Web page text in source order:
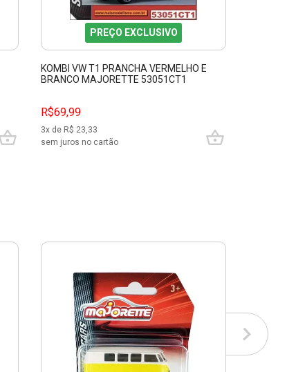
PREÇO EXCLUSIVO
KOMBI VW T1 PRANCHA VERMELHO E
BRANCO MAJORETTE 53051CT1
R$69,99
3x de R$ 23,33
sem juros no cartão